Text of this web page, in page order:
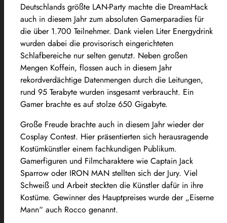
Deutschlands größte LAN-Party machte die DreamHack
auch in diesem Jahr zum absoluten Gamerparadies für
die über 1.700 Teilnehmer. Dank vielen Liter Energydrink
wurden dabei die provisorisch eingerichteten
Schlafbereiche nur selten genutzt. Neben großen
Mengen Koffein, flossen auch in diesem Jahr
rekordverdächtige Datenmengen durch die Leitungen,
rund 95 Terabyte wurden insgesamt verbraucht. Ein
Gamer brachte es auf stolze 650 Gigabyte.
Große Freude brachte auch in diesem Jahr wieder der
Cosplay Contest. Hier präsentierten sich herausragende
Kostümkünstler einem fachkundigen Publikum.
Gamerfiguren und Filmcharaktere wie Captain Jack
Sparrow oder IRON MAN stellten sich der Jury. Viel
Schweiß und Arbeit steckten die Künstler dafür in ihre
Kostüme. Gewinner des Hauptpreises wurde der „Eiserne
Mann“ auch Rocco genannt.